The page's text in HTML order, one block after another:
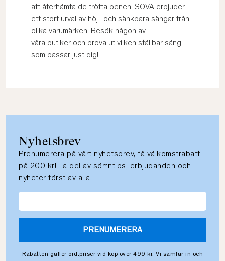
att återhämta de trötta benen. SOVA erbjuder
ett stort urval av höj- och sänkbara sängar från
olika varumärken. Besök någon av
våra butiker och prova ut vilken ställbar säng
som passar just dig!
Nyhetsbrev
Prenumerera på vårt nyhetsbrev, få välkomstrabatt
på 200 kr! Ta del av sömntips, erbjudanden och
nyheter först av alla.
PRENUMERERA
Rabatten gäller ord.priser vid köp över 499 kr. Vi samlar in och